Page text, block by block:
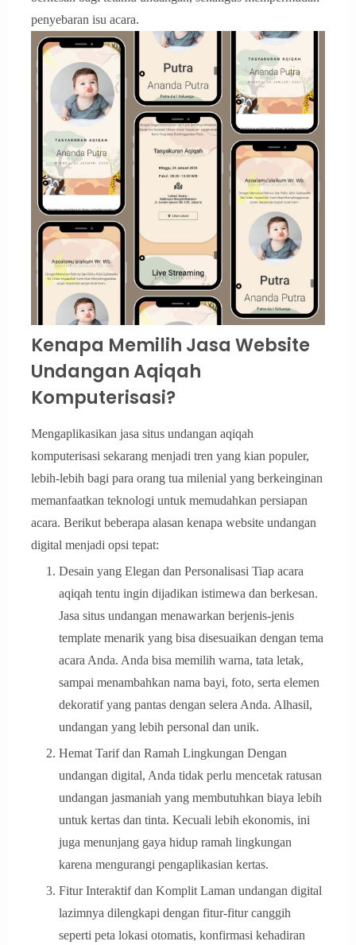
penyebaran isu acara.
Kenapa Memilih Jasa Website
Undangan Aqiqah
Komputerisasi?
Mengaplikasikan jasa situs undangan aqiqah
komputerisasi sekarang menjadi tren yang kian populer,
lebih-lebih bagi para orang tua milenial yang berkeinginan
memanfaatkan teknologi untuk memudahkan persiapan
acara. Berikut beberapa alasan kenapa website undangan
digital menjadi opsi tepat:
Desain yang Elegan dan Personalisasi Tiap acara
aqiqah tentu ingin dijadikan istimewa dan berkesan.
Jasa situs undangan menawarkan berjenis-jenis
template menarik yang bisa disesuaikan dengan tema
acara Anda. Anda bisa memilih warna, tata letak,
sampai menambahkan nama bayi, foto, serta elemen
dekoratif yang pantas dengan selera Anda. Alhasil,
undangan yang lebih personal dan unik.
Hemat Tarif dan Ramah Lingkungan Dengan
undangan digital, Anda tidak perlu mencetak ratusan
undangan jasmaniah yang membutuhkan biaya lebih
untuk kertas dan tinta. Kecuali lebih ekonomis, ini
juga menunjang gaya hidup ramah lingkungan
karena mengurangi pengaplikasian kertas.
Fitur Interaktif dan Komplit Laman undangan digital
lazimnya dilengkapi dengan fitur-fitur canggih
seperti peta lokasi otomatis, konfirmasi kehadiran